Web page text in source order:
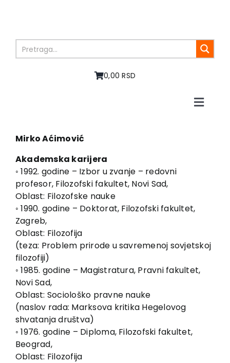
0,00 RSD
Toggle
O nama
Knjige
U pripremi
Akcija
Autori
Vesti
EU PROJEKTI
Kontakt
Mirko Aćimović
Akademska karijera
◦ 1992. godine – Izbor u zvanje – redovni
profesor, Filozofski fakultet, Novi Sad,
Oblast: Filozofske nauke
◦ 1990. godine – Doktorat, Filozofski fakultet,
Zagreb,
Oblast: Filozofija
(teza: Problem prirode u savremenoj sovjetskoj
filozofiji)
◦ 1985. godine – Magistratura, Pravni fakultet,
Novi Sad,
Oblast: Sociološko pravne nauke
(naslov rada: Marksova kritika Hegelovog
shvatanja društva)
◦ 1976. godine – Diploma, Filozofski fakultet,
Beograd,
Oblast: Filozofija